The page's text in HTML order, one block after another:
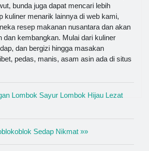
bunda juga dapat mencari lebih
kuliner menarik lainnya di web kami,
resep makanan nusantara dan akan
dan kembangkan. Mulai dari kuliner
dan bergizi hingga masakan
pedas, manis, asam asin ada di situs
Lombok Sayur Lombok Hijau Lezat
Sedap Nikmat »»